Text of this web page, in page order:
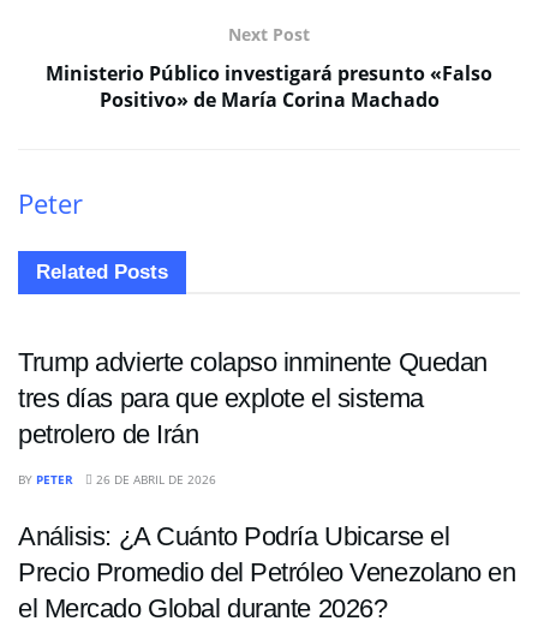
Next Post
Ministerio Público investigará presunto «Falso
Positivo» de María Corina Machado
Peter
Related Posts
ECONOMÍA
Trump advierte colapso inminente Quedan
tres días para que explote el sistema
petrolero de Irán
BY PETER 26 DE ABRIL DE 2026
Análisis: ¿A Cuánto Podría Ubicarse el
Precio Promedio del Petróleo Venezolano en
el Mercado Global durante 2026?